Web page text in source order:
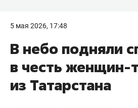
5 мая 2026, 17:48
В небо подняли
в честь женщин-
из Татарстана